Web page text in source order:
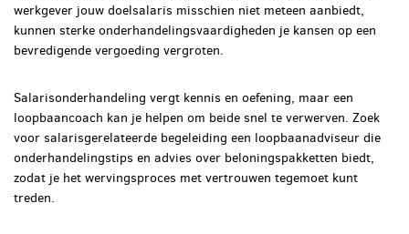
werkgever jouw doelsalaris misschien niet meteen aanbiedt,
kunnen sterke onderhandelingsvaardigheden je kansen op een
bevredigende vergoeding vergroten.
Salarisonderhandeling vergt kennis en oefening, maar een
loopbaancoach kan je helpen om beide snel te verwerven. Zoek
voor salarisgerelateerde begeleiding een loopbaanadviseur die
onderhandelingstips en advies over beloningspakketten biedt,
zodat je het wervingsproces met vertrouwen tegemoet kunt
treden.